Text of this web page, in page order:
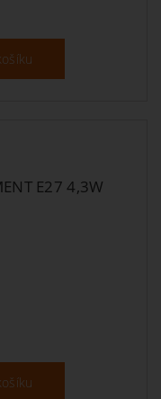
E27 4,3W